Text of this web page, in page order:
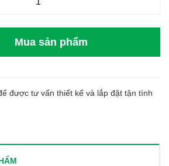
Mua sản phẩm
được tư vấn thiết kế và lắp đặt tận tình